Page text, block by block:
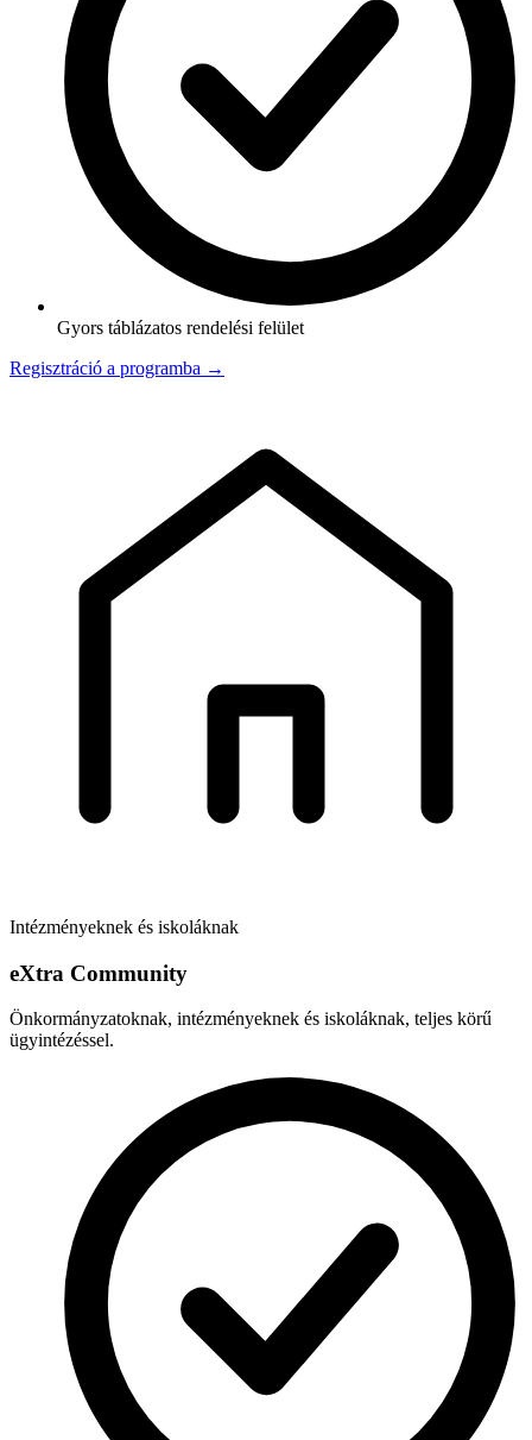
Gyors táblázatos rendelési felület
Regisztráció a programba →
Intézményeknek és iskoláknak
eXtra Community
Önkormányzatoknak, intézményeknek és iskoláknak, teljes körű
ügyintézéssel.